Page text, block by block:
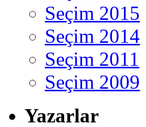
Seçim 2015
Seçim 2014
Seçim 2011
Seçim 2009
Yazarlar